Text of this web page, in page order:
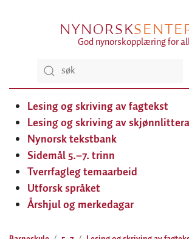
NYNORSK
God nynorskopplæring for
Lesing og skriving av fagtekst
Lesing og skriving av
Nynorsk tekstbank
Sidemål 5.–7. trinn
Tverrfagleg temaarbeid
Utforsk språket
Årshjul og merkedagar